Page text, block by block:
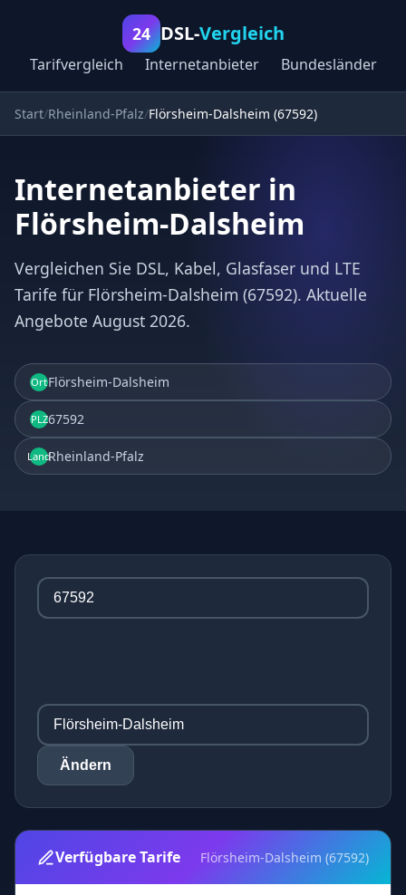
24 DSL-Vergleich
Tarifvergleich Internetanbieter Bundesländer
Start Rheinland-Pfalz Flörsheim-Dalsheim (67592)
Internetanbieter in
Flörsheim-Dalsheim
Vergleichen Sie DSL, Kabel, Glasfaser und LTE
Tarife für Flörsheim-Dalsheim (67592). Aktuelle
Angebote August 2026.
OrtFlörsheim-Dalsheim
PLZ67592
LandRheinland-Pfalz
Ändern
Verfügbare Tarife Flörsheim-Dalsheim (67592)